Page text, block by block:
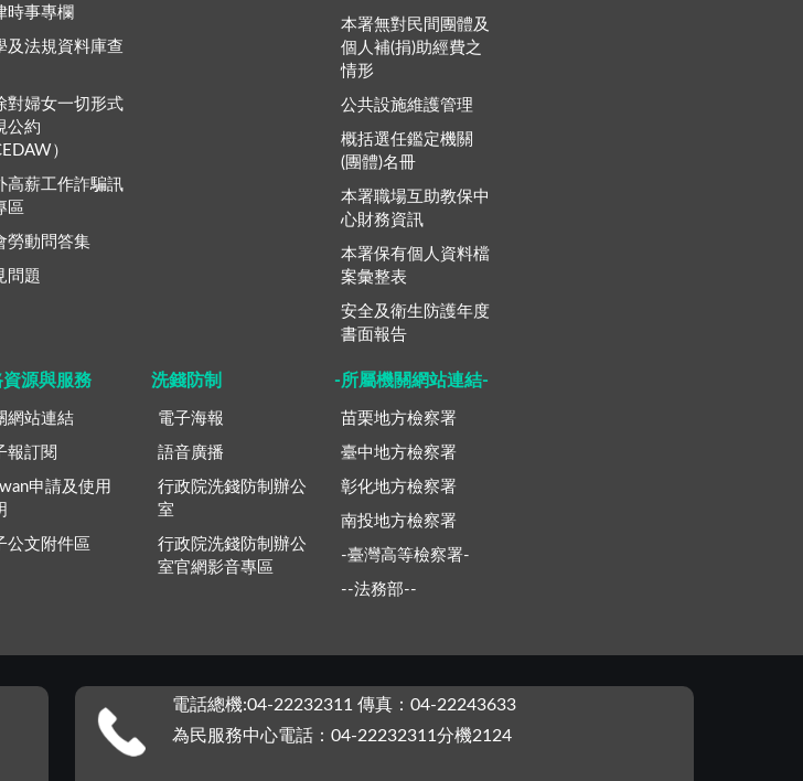
時事專欄
及法規資料庫查
對婦女一切形式
公約
）
高薪工作詐騙訊
區
勞動問答集
問題
本署無對民間團體及
個人補(捐)助經費之
情形
公共設施維護管理
概括選任鑑定機關
(團體)名冊
本署職場互助教保中
心財務資訊
本署保有個人資料檔
案彙整表
安全及衛生防護年度
書面報告
源與服務
網站連結
報訂閱
申請及使用
公文附件區
洗錢防制
電子海報
語音廣播
行政院洗錢防制辦公
室
行政院洗錢防制辦公
室官網影音專區
-所屬機關網站連結-
苗栗地方檢察署
臺中地方檢察署
彰化地方檢察署
南投地方檢察署
-臺灣高等檢察署-
--法務部--
電話總機:04-22232311 傳真：04-22243633
為民服務中心電話：04-22232311分機2124